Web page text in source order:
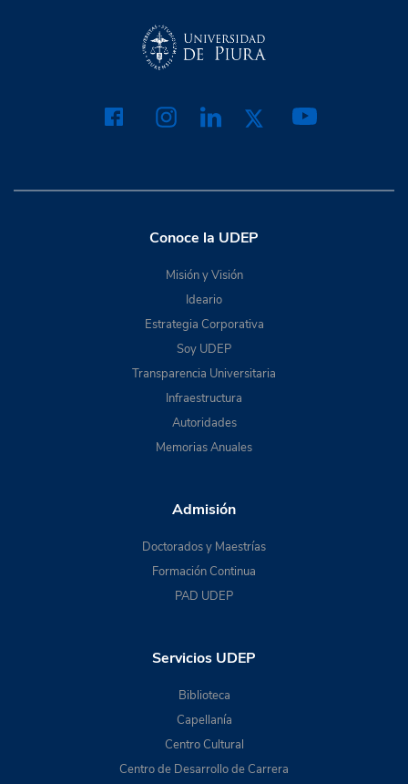
Conoce la UDEP
Misión y Visión
Ideario
Estrategia Corporativa
Soy UDEP
Transparencia Universitaria
Infraestructura
Autoridades
Memorias Anuales
Admisión
Doctorados y Maestrías
Formación Continua
PAD UDEP
Servicios UDEP
Biblioteca
Capellanía
Centro Cultural
Centro de Desarrollo de Carrera